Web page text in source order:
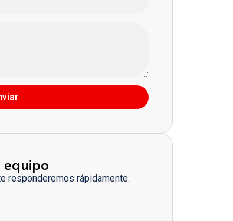
equipo
responderemos rápidamente.